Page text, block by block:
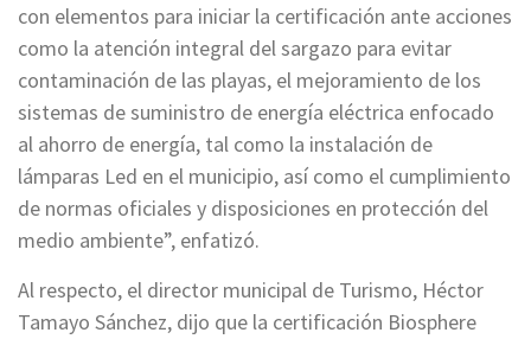
con elementos para iniciar la certificación ante acciones
como la atención integral del sargazo para evitar
contaminación de las playas, el mejoramiento de los
sistemas de suministro de energía eléctrica enfocado
al ahorro de energía, tal como la instalación de
lámparas Led en el municipio, así como el cumplimiento
de normas oficiales y disposiciones en protección del
medio ambiente”, enfatizó.
Al respecto, el director municipal de Turismo, Héctor
Tamayo Sánchez, dijo que la certificación Biosphere